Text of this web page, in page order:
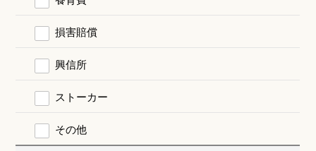
損害賠償
興信所
ストーカー
その他